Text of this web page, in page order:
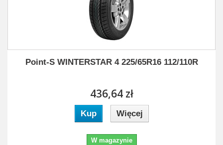
Point-S WINTERSTAR 4 225/65R16 112/110R
436,64 zł
Kup Więcej
W magazynie